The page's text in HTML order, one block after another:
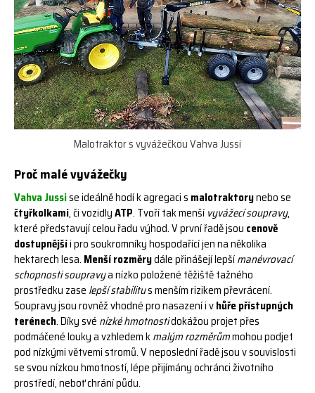
Malotraktor s vyvážečkou Vahva Jussi
Proč malé vyvážečky
Vahva Jussise ideálně hodí k agregaci s malotraktorynebo se
čtyřkolkami, či vozidlyATP. Tvoří tak menší vyvážecí soupravy,
které představují celou řadu výhod. V první řadě jsou cenově
dostupnějšíi pro soukromníky hospodařící jen na několika
hektarech lesa. Menší rozměrydále přinášejí lepšímanévrovací
schopnosti soupravya nízko položené těžiště tažného
prostředku zase lepší stabilitus menším rizikem převrácení.
Soupravy jsou rovněž vhodné pro nasazení i vhůře přístupných
terénech. Díky své nízké hmotnostidokážou projet přes
podmáčené louky a vzhledem kmalým rozměrůmmohou podjet
pod nízkými větvemi stromů. V neposlední řadě jsou v souvislosti
se svou nízkou hmotností, lépe přijímány ochránci životního
prostředí, neboť chrání půdu.